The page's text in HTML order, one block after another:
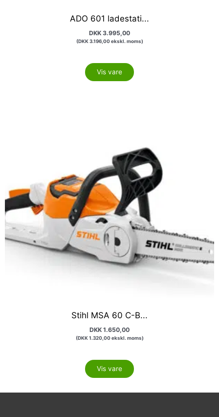
ADO 601 ladestati...
DKK 3.995,00
(DKK3.196,00ekskl. moms)
Vis vare
Stihl MSA 60 C-B...
DKK 1.650,00
(DKK1.320,00ekskl. moms)
Vis vare